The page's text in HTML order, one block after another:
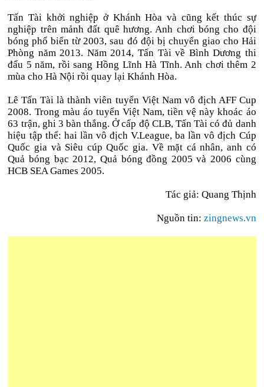
Tấn Tài khởi nghiệp ở Khánh Hòa và cũng kết thúc sự
nghiệp trên mảnh đất quê hương. Anh chơi bóng cho đội
bóng phố biển từ 2003, sau đó đội bị chuyển giao cho Hải
Phòng năm 2013. Năm 2014, Tấn Tài về Bình Dương thi
đấu 5 năm, rồi sang Hồng Lĩnh Hà Tĩnh. Anh chơi thêm 2
mùa cho Hà Nội rồi quay lại Khánh Hòa.
Lê Tấn Tài là thành viên tuyển Việt Nam vô địch AFF Cup
2008. Trong màu áo tuyển Việt Nam, tiền vệ này khoác áo
63 trận, ghi 3 bàn thắng. Ở cấp độ CLB, Tấn Tài có đủ danh
hiệu tập thể: hai lần vô địch V.League, ba lần vô địch Cúp
Quốc gia và Siêu cúp Quốc gia. Về mặt cá nhân, anh có
Quả bóng bạc 2012, Quả bóng đồng 2005 và 2006 cùng
HCB SEA Games 2005.
Tác giả: Quang Thịnh
Nguồn tin: zingnews.vn